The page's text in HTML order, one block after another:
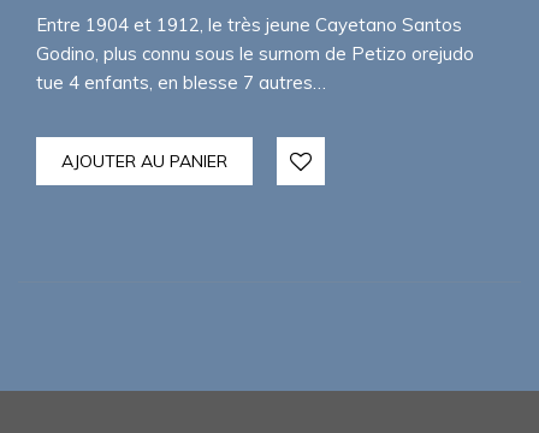
Entre 1904 et 1912, le très jeune Cayetano Santos
Godino, plus connu sous le surnom de Petizo orejudo
tue 4 enfants, en blesse 7 autres…
AJOUTER AU PANIER